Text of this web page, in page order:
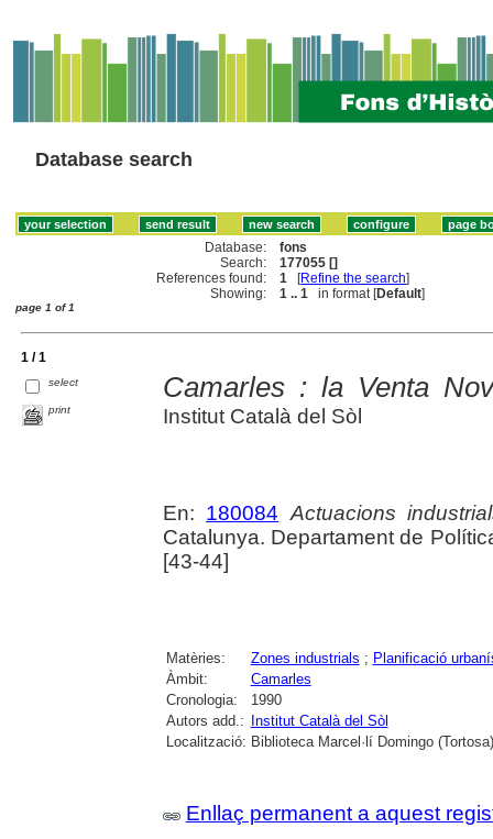
Database search
Database:
fons
Search:
177055 []
References found:
1 [Refine the search]
Showing:
1 .. 1 in format [Default]
page 1 of 1
1 / 1
select
print
Camarles : la Venta
Institut Català del Sòl
En: 180084 Actuacions
Catalunya. Departament de
[43-44]
Matèries: Zones industrials ; Planificació
Àmbit:
Camarles
Cronologia:
1990
Autors add.:
Institut Català del Sòl
Localització: Biblioteca Marcel·lí Domingo
Enllaç permanent a aquest